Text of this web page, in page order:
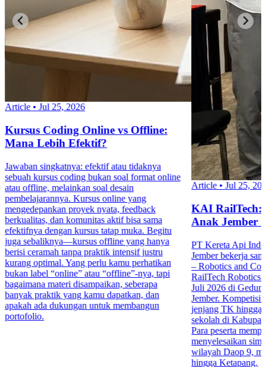
Article • Jul 25, 2026
Kursus Coding Online vs Offline:
Mana Lebih Efektif?
Jawaban singkatnya: efektif atau tidaknya
sebuah kursus coding bukan soal format online
atau offline, melainkan soal desain
pembelajarannya. Kursus online yang
mengedepankan proyek nyata, feedback
berkualitas, dan komunitas aktif bisa sama
efektifnya dengan kursus tatap muka. Begitu
juga sebaliknya—kursus offline yang hanya
berisi ceramah tanpa praktik intensif justru
kurang optimal. Yang perlu kamu perhatikan
bukan label “online” atau “offline”-nya, tapi
bagaimana materi disampaikan, seberapa
banyak praktik yang kamu dapatkan, dan
apakah ada dukungan untuk membangun
portofolio.
Article • Jul 25,
KAI RailTech:
Anak Jember
PT Kereta Api
Jember bekerja
– Robotics and
RailTech Robotics
Juli 2026 di
Jember. Kompetisi
jenjang TK hingga
sekolah di
Para peserta
menyelesaikan
wilayah Daop 9,
hingga Ketapang.